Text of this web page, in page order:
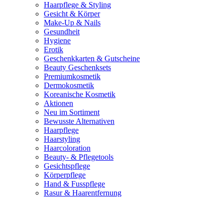
Haarpflege & Styling
Gesicht & Körper
Make-Up & Nails
Gesundheit
Hygiene
Erotik
Geschenkkarten & Gutscheine
Beauty Geschenksets
Premiumkosmetik
Dermokosmetik
Koreanische Kosmetik
Aktionen
Neu im Sortiment
Bewusste Alternativen
Haarpflege
Haarstyling
Haarcoloration
Beauty- & Pflegetools
Gesichtspflege
Körperpflege
Hand & Fusspflege
Rasur & Haarentfernung